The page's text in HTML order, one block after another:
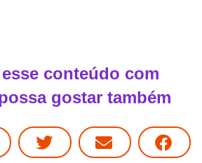
conteúdo com
gostar também